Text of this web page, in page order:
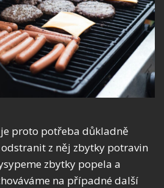
proto potřeba důkladně
z něj zbytky potravin
zbytky popela a
na případné další